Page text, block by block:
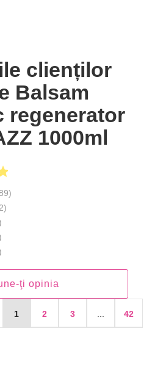
clienților
Balsam
regenerator
1000ml
ţi opinia
1 2 3 ... 42